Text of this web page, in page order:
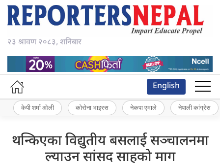
२३ श्रावण २०८३, शनिबार
English
केपी शर्मा ओली कोरोना भाइरस नेकपा एमाले नेपाली कांग्रेस
थन्किएका विद्युतीय बसलाई सञ्चालनमा
ल्याउन सांसद साहको माग